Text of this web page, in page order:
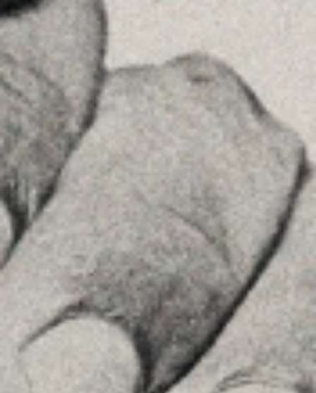
08036 , Barcelona
+34934677414
Veure a Google Maps
Príncipe de Vergara, 108 , 5ª planta
28002 , Madrid
+34 915759925
Veure a Google Maps
MENU
La Firma
Equipo
Assessorament